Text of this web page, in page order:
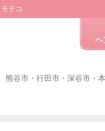
テコ
ヘ
熊谷市・行田市・深谷市・